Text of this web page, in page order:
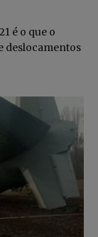
é o que o
deslocamentos